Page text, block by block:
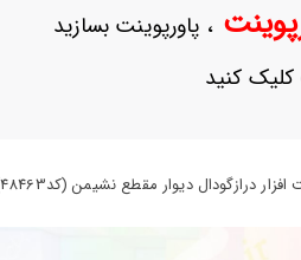
، پاورپوینت بسازید
کنید
درازگودال دیوار مقطع نشیمن (کد48463)